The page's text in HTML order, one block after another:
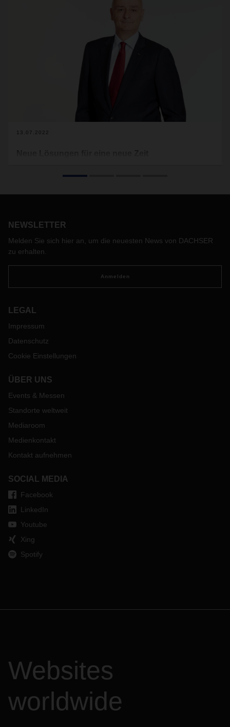
13.07.2022
NEWSLETTER
Melden Sie sich hier an, um die neuesten News von DACHSER
zu erhalten.
Anmelden
LEGAL
Impressum
Datenschutz
Cookie Einstellungen
ÜBER UNS
Events & Messen
Standorte weltweit
Mediaroom
Medienkontakt
Kontakt aufnehmen
SOCIAL MEDIA
Facebook
LinkedIn
Youtube
Xing
Spotify
Websites
worldwide